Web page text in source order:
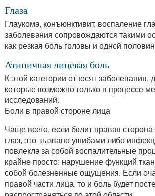
Глаза
Глаукома, конъюнктивит, воспаление
заболевания сопровождаются такими
как резкая боль головы и одной
Атипичная лицевая боль
К этой категории относят заболевания,
которые возможно только в процессе
исследований.
Боли в правой стороне лица
Чаще всего, если болит правая
глаз, это вызвано ушибами либо
повлекла за собой воспалительные
крайне просто: нарушение функций
собой болезненные ощущения. Если
правой части лица, то и боль будет